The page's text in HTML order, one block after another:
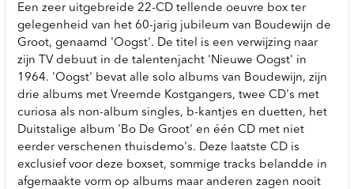
Een zeer uitgebreide 22-CD tellende oeuvre box ter
gelegenheid van het 60-jarig jubileum van Boudewijn de
Groot, genaamd 'Oogst'. De titel is een verwijzing naar
zijn TV debuut in de talentenjacht 'Nieuwe Oogst' in
1964. 'Oogst' bevat alle solo albums van Boudewijn, zijn
drie albums met Vreemde Kostgangers, twee CD's met
curiosa als non-album singles, b-kantjes en duetten, het
Duitstalige album 'Bo De Groot' en één CD met niet
eerder verschenen thuisdemo's. Deze laatste CD is
exclusief voor deze boxset, sommige tracks belandde in
afgemaakte vorm op albums maar anderen zagen nooit